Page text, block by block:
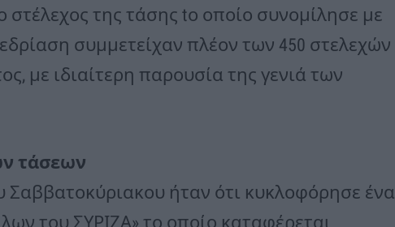
της τάσης tο οποίο συνομίλησε με
συμμετείχαν πλέον των 450 στελεχών
με ιδιαίτερη παρουσία της γενιά των
τάσεων
Σαββατοκύριακου ήταν ότι κυκλοφόρησε ένα
του ΣΥΡΙΖΑ» το οποίο καταφέρεται